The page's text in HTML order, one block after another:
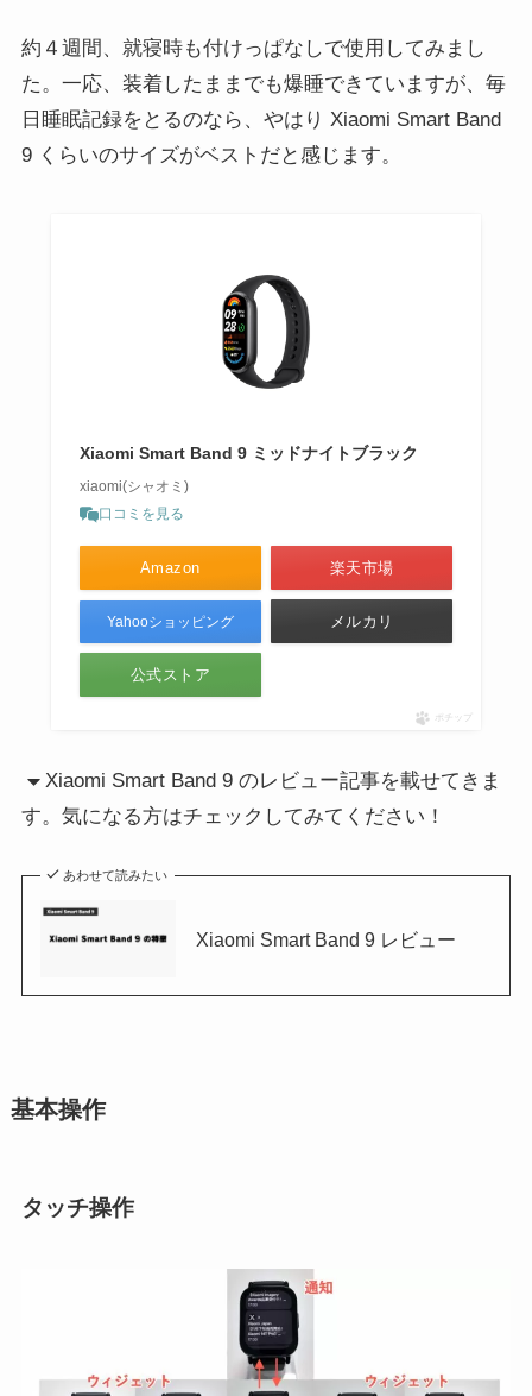
約４週間、就寝時も付けっぱなしで使用してみまし
た。一応、装着したままでも爆睡できていますが、毎
日睡眠記録をとるのなら、やはり Xiaomi Smart Band
9 くらいのサイズがベストだと感じます。
Xiaomi Smart Band 9 ミッドナイトブラック
xiaomi(シャオミ)
口コミを見る
Amazon 楽天市場
Yahooショッピング メルカリ
公式ストア
ポチップ
Xiaomi Smart Band 9 のレビュー記事を載せてきま
す。気になる方はチェックしてみてください！
あわせて読みたい
Xiaomi Smart Band 9 レビュー
基本操作
タッチ操作